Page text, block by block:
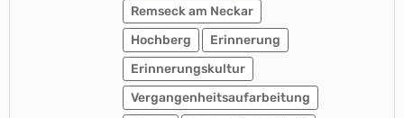
Remseck am Neckar
Hochberg
Erinnerung
Erinnerungskultur
Vergangenheitsaufarbeitung